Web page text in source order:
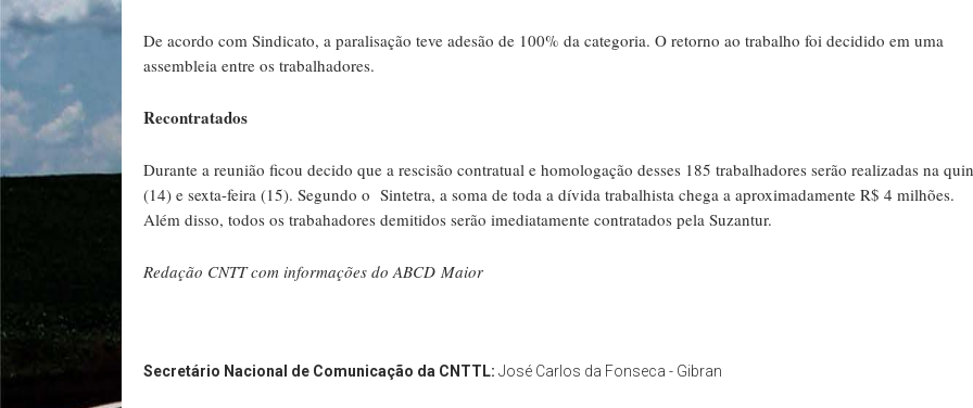
De acordo com Sindicato, a paralisação teve adesão de 100% da categoria. O retorno ao trabalho foi decidido em uma
assembleia entre os trabalhadores.
Recontratados
Durante a reunião ficou decido que a rescisão contratual e homologação desses 185 trabalhadores serão realizadas na
(14) e sexta-feira (15). Segundo o Sintetra, a soma de toda a dívida trabalhista chega a aproximadamente R$ 4 milhões.
Além disso, todos os trabahadores demitidos serão imediatamente contratados pela Suzantur.
Redação CNTT com informações do ABCD Maior
Secretário Nacional de Comunicação da CNTTL: José Carlos da Fonseca - Gibran